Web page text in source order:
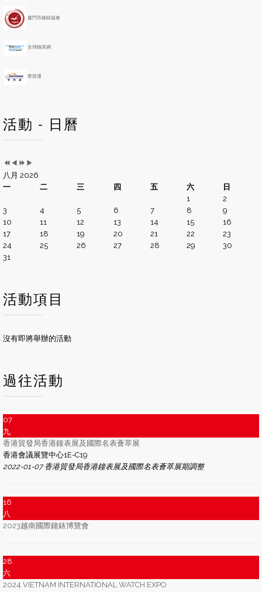
廈門市鐘錶協會
全球鐘表網
華貿通
活動 - 日曆
h
八月 2026
一
二 三 四 五 六
日
1
2
3
4 5 6 7 8
9
10
11 12 13 14 15
16
17
18 19 20 21 22
23
24
25 26 27 28 29
30
31
活動項目
沒有即將舉辦的活動
過往活動
07
九
香港貿發局香港鐘表展及國際名表薈萃展
香港會議展覽中心1E-C19
2022-01-07 香港貿發局香港鐘表展及國際名表薈萃展期調整
16
八
2023越南國際鐘錶博覽會
28
六
2024 VIETNAM INTERNATIONAL WATCH EXPO